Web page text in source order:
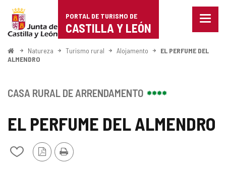
Portal
de
Turismo
de
Castilla
León
PORTAL DE TURISMO DE
CASTILLA Y LEÓN
Menu
ComeçoNatureza Turismo rural Alojamento
EL PERFUME DEL
ALMENDRO
EL PERFUME DEL ALMENDRO
AdicionarVersão
PDF
Imprimir
CASA RURAL DE ARRENDAMENTO